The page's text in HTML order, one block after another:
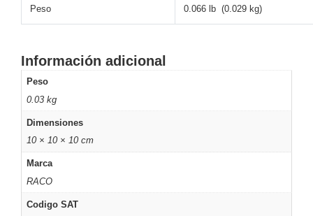
Turret
y
MotorizadoNVRs
RecordersOcultas
-
PinholeProfesionales
Caja
/ 4G /
Inalámbricas
Peso 0.066 lb (0.029 kg)
Información adicional
Peso
0.03 kg
Dimensiones
10 × 10 × 10 cm
Marca
RACO
Codigo SAT